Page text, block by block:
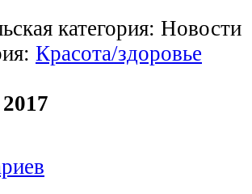
категория: Новости
Красота/здоровье
2017